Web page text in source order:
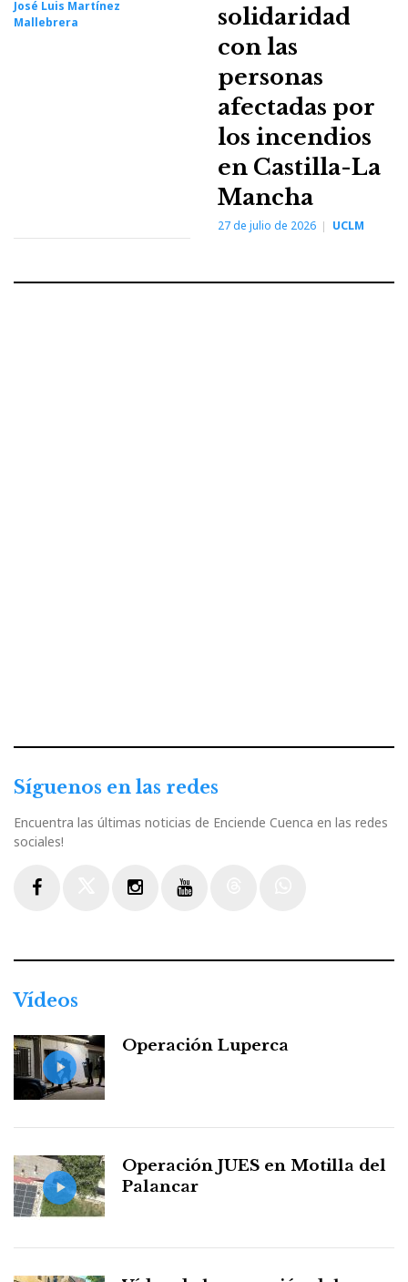
José Luis Martínez
Mallebrera
solidaridad
con las
personas
afectadas por
los incendios
en Castilla-La
Mancha
27 de julio de 2026 UCLM
Síguenos en las redes
Encuentra las últimas noticias de Enciende Cuenca en las redes
sociales!
Vídeos
Operación Luperca
Operación JUES en Motilla del
Palancar